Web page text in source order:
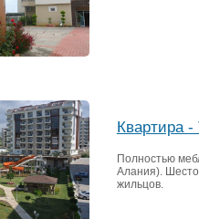
Квартира
Полностью
Алания).
жильцов.